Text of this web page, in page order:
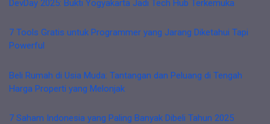
DevDay 2025: Bukti Yogyakarta Jadi Tech Hub Terkemuka
7 Tools Gratis untuk Programmer yang Jarang Diketahui Tapi
Powerful
Beli Rumah di Usia Muda: Tantangan dan Peluang di Tengah
Harga Properti yang Melonjak
7 Saham Indonesia yang Paling Banyak Dibeli Tahun 2025